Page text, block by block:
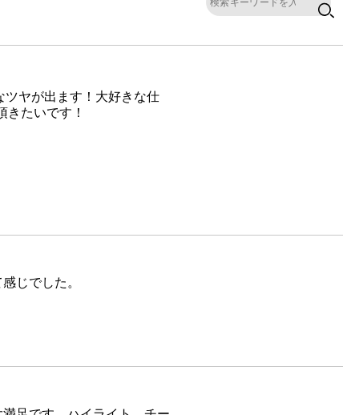
ツヤが出ます！大好きな仕
たいです！
じでした。